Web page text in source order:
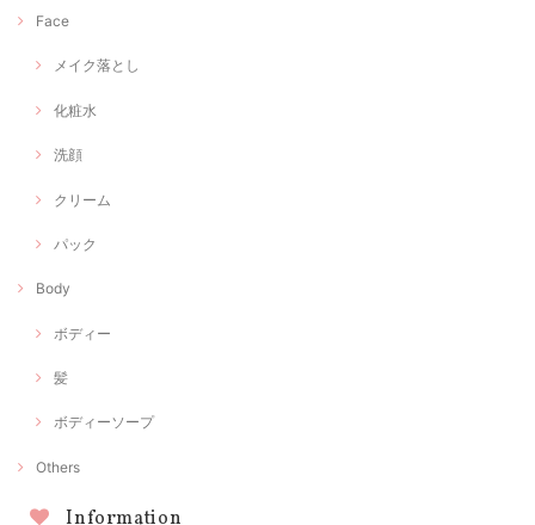
Face
メイク落とし
化粧水
洗顔
クリーム
パック
Body
ボディー
髪
ボディーソープ
Others
Information